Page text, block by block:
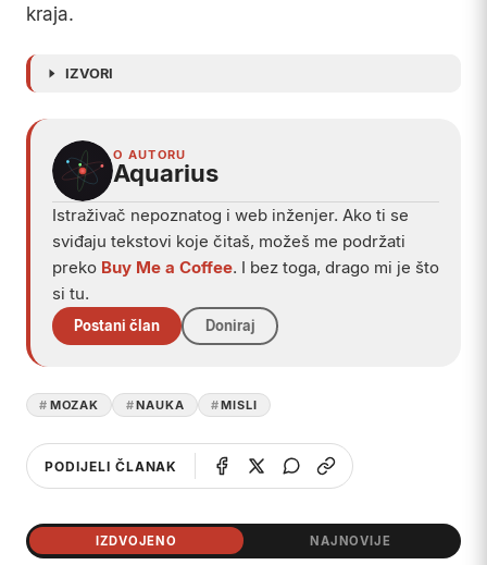
kraja.
IZVORI
O AUTORU
Aquarius
Istraživač nepoznatog i web inženjer. Ako ti se
sviđaju tekstovi koje čitaš, možeš me podržati
preko Buy Me a Coffee. I bez toga, drago mi je što
si tu.
Postani član Doniraj
MOZAK NAUKA MISLI
PODIJELI ČLANAK
IZDVOJENO NAJNOVIJE